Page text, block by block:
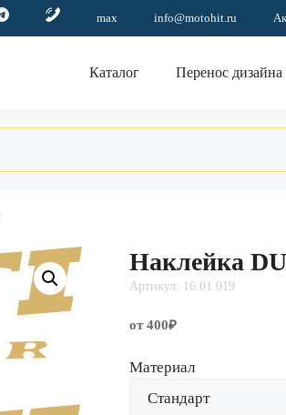
max info@motohit.ru
Каталог Перенос дизайна
Наклейка
Артикул: 16.01.019
от 400₽
Материал